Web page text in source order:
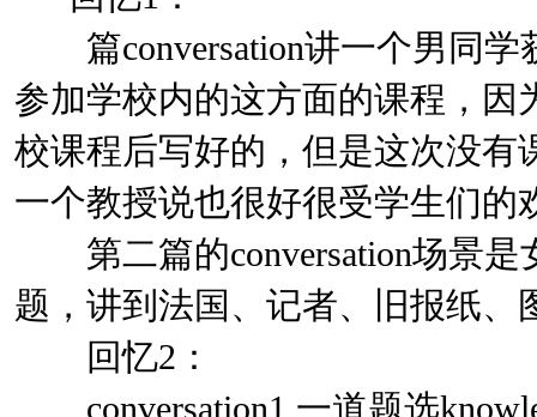
篇conversation讲一个男同学
参加学校内的这方面的课程，因
校课程后写好的，但是这次没有
一个教授说也很好很受学生们的
第二篇的conversation场景是
题，讲到法国、记者、旧报纸、
回忆2：
conversation1 一道题选